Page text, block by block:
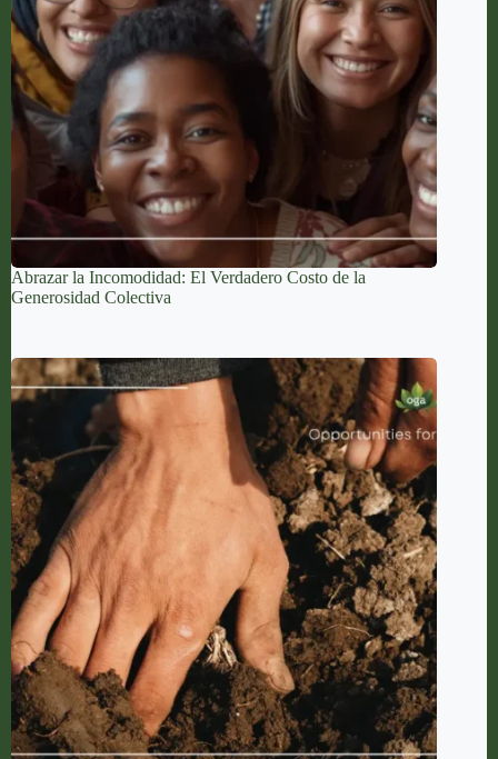
Abrazar la Incomodidad: El Verdadero Costo de la
Generosidad Colectiva